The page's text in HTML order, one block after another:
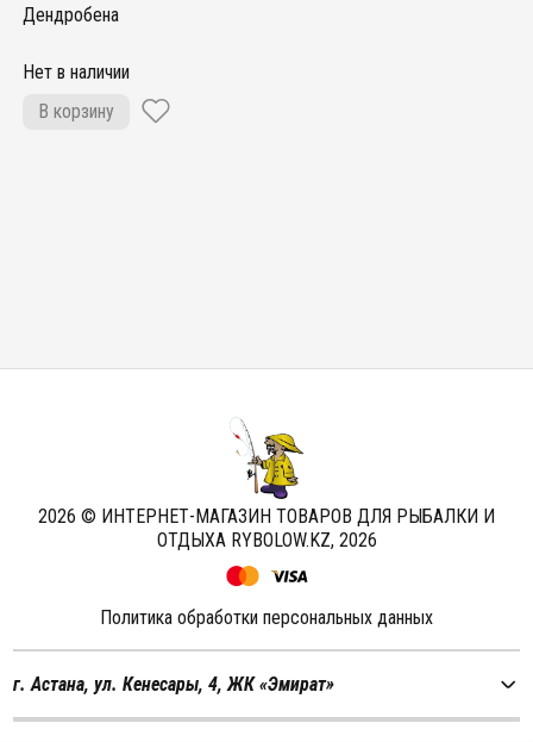
Дендробена
Нет в наличии
В корзину
2026 © ИНТЕРНЕТ-МАГАЗИН ТОВАРОВ ДЛЯ РЫБАЛКИ И
ОТДЫХА RYBOLOW.KZ, 2026
Политика обработки персональных данных
г. Астана, ул. Кенесары, 4, ЖК «Эмират»